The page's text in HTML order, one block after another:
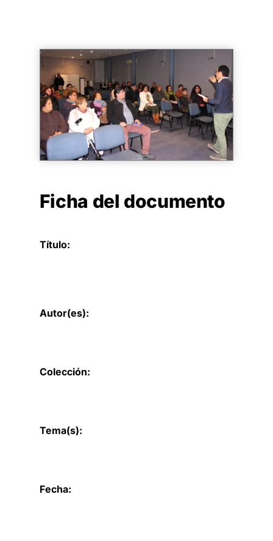
Ficha del documento
Título:
Autor(es):
Colección:
Tema(s):
Fecha: